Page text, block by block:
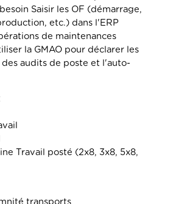
Saisir les OF (démarrage,
etc.) dans l'ERP
de maintenances
la GMAO pour déclarer les
des audits de poste et l'auto-
Travail posté (2x8, 3x8, 5x8,
transports